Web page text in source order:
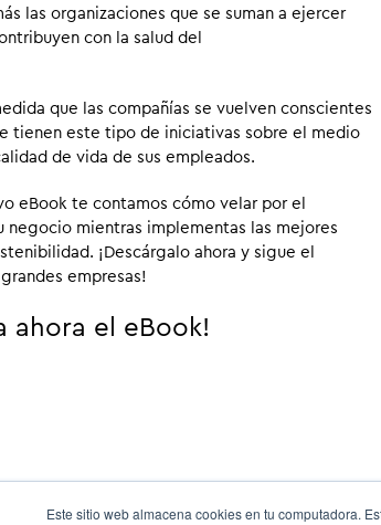
Este sitio web almacena cookies en tu computadora.
las organizaciones que se suman a ejercer
con la salud del
que las compañías se vuelven conscientes
tienen este tipo de iniciativas sobre el medio
de vida de sus empleados.
eBook te contamos cómo velar por el
negocio mientras implementas las mejores
¡Descárgalo ahora y sigue el
empresas!
ahora el eBook!